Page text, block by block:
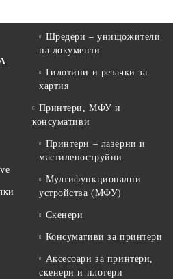
Шредери – унищожители
на документи
Гилотини и резачки за
хартия
Принтери, МФУ и
консумативи
Принтери – лазерни и
мастиленоструйни
Мултифункционални
устройства (МФУ)
Скенери
Консумативи за принтери
Аксесоари за принтери,
скенери и плотери